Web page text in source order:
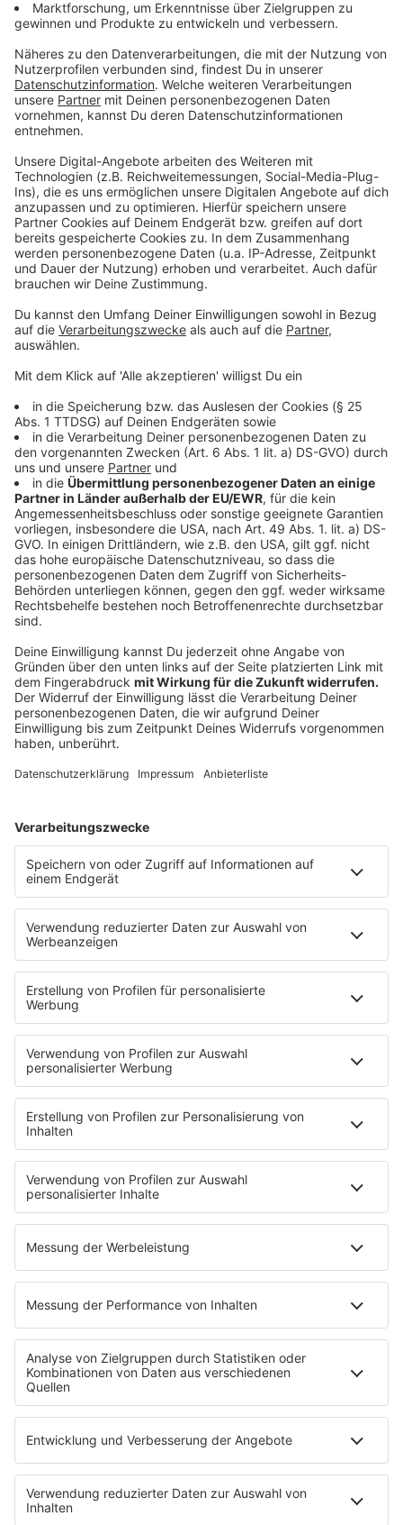
Wegen einer "unüberwindlichen, morgendlichen Nicht-
Erweckbarkeit" ist ein Arbeitnehmer aus Sachsen
häufig von seinen jeweiligen Arbeitgebern entlassen
beziehungsweise gekündigt worden. Er kam dauernd zu
spät zur Arbeit, weil er eben nicht pünktlich erschienen
sei. Vor dem Sozialgericht Dresden kämpfte er um
seine Erwerbsminderungsrente und verlor. Das Gericht
schickte ihn in ein Schlaflabor. Dort stellte man fest:
der Mann sei permanent viel zu spät ins Bett
gegangen und deshalb nicht rechtzeitig aufgewacht.
Anzeige
Raucher will auch während der Arbeit seine
Raucherpausen einlegen - im Gebäude
Ein passionierter Starkraucher wollte in den
Dienstgebäuden der Stadt Köln erwirken, dass er trotz
Rauchverbot auch weiter rauchen darf - am liebsten im
Gebäude in einem Raucherraum. Das
Verwaltungsgericht Köln aber lehnte ab - Rauchen
gehöre nicht zu den zulässigen
Arbeitsunterbrechungen.
Anzeige
Pflegekraft lästert ab und wird gefeuert
Anzeige
Eine Pflegekraft aus Rheinland-Pfalz dachte sich, es
gegenüber einer Kollegin einiges über ihren
gemeinsamen Chef vom Stapel zu lassen. Zum
Beispiel, dass dieser "keinen Pflegedienst mehr
aufmachen dürfe".
Dumm: Die Lästerei kam heraus, der Frau wurde
deshalb gekündigt. Das Arbeitsgericht in Mainz aber
erklärte, dass dies zu Unrecht geschehen sei. Zum
einen seien die Äußerungen im vertraulichen Gespräch
gefallen und zum anderen müsse ein Arbeitnehmer von
seinem Chef und seinen Kollegen "nicht positiv
denken".
Schwangere klaut Produkte von McDonalds
Anzeige
Zum Schluss noch etwas Absurdes: In Darmstadt soll
eine Schwangere bei ihrem Arbeitgeber McDonalds
habe ihr zugestanden, der Arbeitgeber sah das
überraschenderweise anders. McDonalds kündigte der
Frau. Das Verwaltungsgericht Frankfurt ordnete den
Fall als Diebstahl geringwertiger Güter ein und
bewertete damit die Kündigung als ungerechtfertigt.
Eine Abmahnung sei ausreichend. Zudem sollten von
schwangeren Arbeitnehmerinnen alle Belastungen
ferngehalten werden, "die mit einer Kündigung
verbunden sind". Ein sehr interessanter Urteilsspruch.